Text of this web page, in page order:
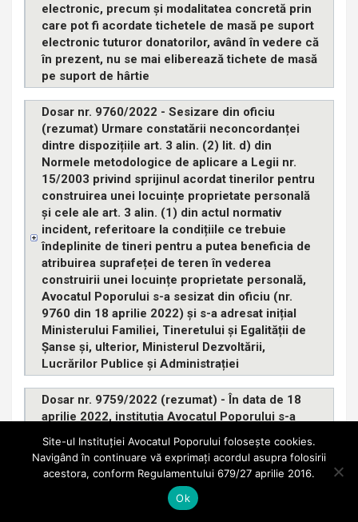
electronic, precum și modalitatea concretă prin
care pot fi acordate tichetele de masă pe suport
electronic tuturor donatorilor, având în vedere că
în prezent, nu se mai eliberează tichete de masă
pe suport de hârtie
Dosar nr. 9760/2022 - Sesizare din oficiu
(rezumat) Urmare constatării neconcordanței
dintre dispozițiile art. 3 alin. (2) lit. d) din
Normele metodologice de aplicare a Legii nr.
15/2003 privind sprijinul acordat tinerilor pentru
construirea unei locuințe proprietate personală
și cele ale art. 3 alin. (1) din actul normativ
incident, referitoare la condițiile ce trebuie
îndeplinite de tineri pentru a putea beneficia de
atribuirea suprafeței de teren în vederea
construirii unei locuințe proprietate personală,
Avocatul Poporului s-a sesizat din oficiu (nr.
9760 din 18 aprilie 2022) și s-a adresat inițial
Ministerului Familiei, Tineretului și Egalității de
Șanse și, ulterior, Ministerul Dezvoltării,
Lucrărilor Publice și Administrației
Dosar nr. 9759/2022 (rezumat) - În data de 18
aprilie 2022, instituția Avocatul Poporului s-a
persoanelor fizice beneficiare de credite în
contextul economic
Dosar nr. 9556/2022 (rezumat)-Instituția
Site-ul Instituției Avocatul Poporului folosește cookies.
Navigând în continuare vă exprimați acordul asupra folosirii
acestora, conform Regulamentului 679/27 aprilie 2016.
Ok